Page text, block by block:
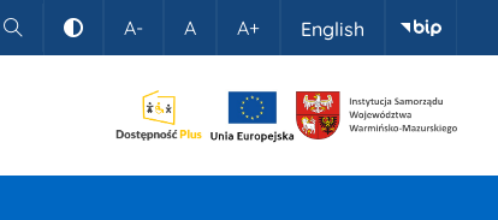
Szukaj Kontrast
A- A A+ English